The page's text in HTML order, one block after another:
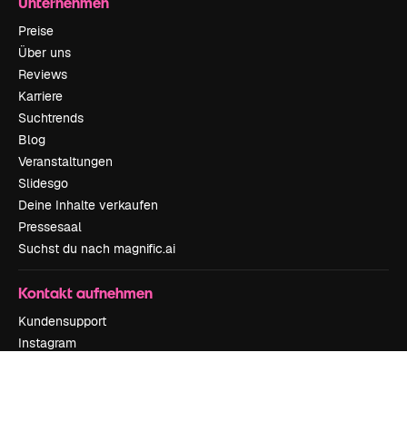
Preise
Über uns
Reviews
Karriere
Suchtrends
Blog
Veranstaltungen
Slidesgo
Deine Inhalte verkaufen
Pressesaal
Suchst du nach magnific.ai
Kontakt aufnehmen
Kundensupport
Instagram